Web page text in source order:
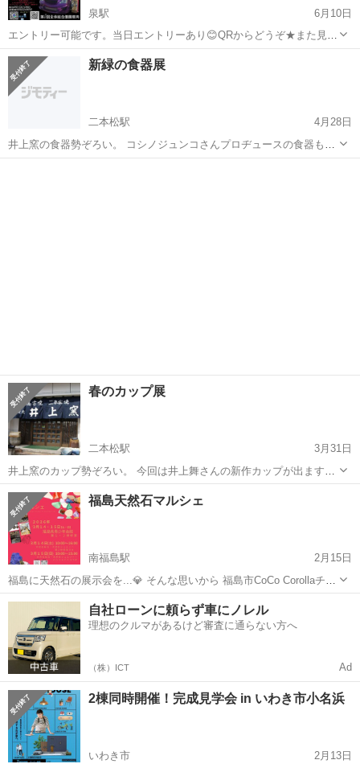
泉駅
6月10日
エントリー可能です。当日エントリーあり😊QRからどうぞ★また見学
も出来ますので是非 皆様どうぞ★大人500円高校生以下無料です。10
時から入れます。キッチンカーも入ってます。改チャリ展示あり 県
外から有名車両沢山来ますので、...
福島 いわき市 泉駅 展示会
新緑の食器展
二本松駅
4月28日
井上窯の食器勢ぞろい。 コシノジュンコさんプロヂュースの食器も展
示します。 多数展示をしておりますので、ぜひご覧にお越しくださ
春のカップ展
二本松駅
3月31日
井上窯のカップ勢ぞろい。 今回は井上舞さんの新作カップが出ます。
多数展示をしておりますので、ぜひご覧にお越しください。 ギャラリ
ー営業時間 午前9:30～午後5:30（時間外ご希望の方はお電話でご相談
下さい) ...
福島 二本松市 二本松駅
福島天然石マルシェ
南福島駅
2月15日
福島に天然石の展示会を...💎 そんな思いから 福島市CoCo Corollaチー
ムから 福島天然石マルシェを開催します。 3月14.15日土日曜日 福島
県青少年会館 第2研修室 3月14.15日土日 東京、仙台より天...
福島 福島市 南福島駅 展示会
自社ローンに頼らず車にノレル
理想のクルマがあるけど審査に通らない方へ
（株）ICT Ad
2棟同時開催！完成見学会 in いわき市小名浜
いわき市
2月13日